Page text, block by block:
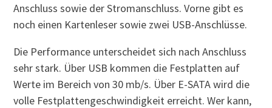
Anschluss sowie der Stromanschluss. Vorne gibt es
noch einen Kartenleser sowie zwei USB-Anschlüsse.
Die Performance unterscheidet sich nach Anschluss
sehr stark. Über USB kommen die Festplatten auf
Werte im Bereich von 30 mb/s. Über E-SATA wird die
volle Festplattengeschwindigkeit erreicht. Wer kann,